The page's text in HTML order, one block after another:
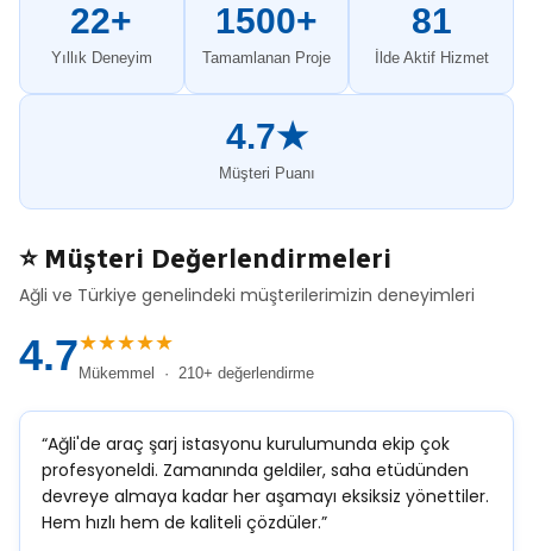
22+
Yıllık Deneyim
1500+
Tamamlanan Proje
81
İlde Aktif Hizmet
4.7★
Müşteri Puanı
⭐ Müşteri Değerlendirmeleri
Ağli ve Türkiye genelindeki müşterilerimizin deneyimleri
4.7★★★★★
Mükemmel · 210+ değerlendirme
“Ağli'de araç şarj istasyonu kurulumunda ekip çok
profesyoneldi. Zamanında geldiler, saha etüdünden
devreye almaya kadar her aşamayı eksiksiz yönettiler.
Hem hızlı hem de kaliteli çözdüler.”